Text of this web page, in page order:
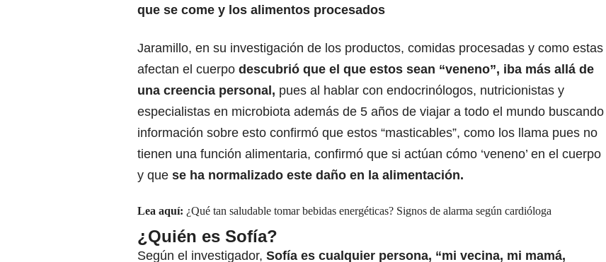
que se come y los alimentos procesados
Jaramillo, en su investigación de los productos, comidas procesadas y como estas
afectan el cuerpo descubrió que el que estos sean “veneno”, iba más allá de
una creencia personal, pues al hablar con endocrinólogos, nutricionistas y
especialistas en microbiota además de 5 años de viajar a todo el mundo buscando
información sobre esto confirmó que estos “masticables”, como los llama pues no
tienen una función alimentaria, confirmó que si actúan cómo ‘veneno’ en el cuerpo
y que se ha normalizado este daño en la alimentación.
Lea aquí: ¿Qué tan saludable tomar bebidas energéticas? Signos de alarma según cardióloga
¿Quién es Sofía?
Según el investigador, Sofía es cualquier persona, “mi vecina, mi mamá,